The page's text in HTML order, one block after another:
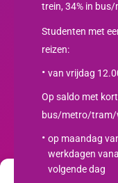
trein, 34% in
Studenten met
reizen:
van vrijdag
Op saldo met
bus/metro/tram/
op maandag
werkdagen
volgende dag